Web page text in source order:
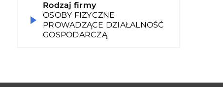
Rodzaj firmy
OSOBY FIZYCZNE
PROWADZĄCE DZIAŁALNOŚĆ
GOSPODARCZĄ